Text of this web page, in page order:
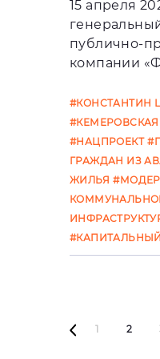
15 апреля
публично-
компании
Цицин по
#КОНСТАНТИН
#НАЦПРОЕКТ
ГРАЖДАН ИЗ
ЖИЛЬЯ
1 2